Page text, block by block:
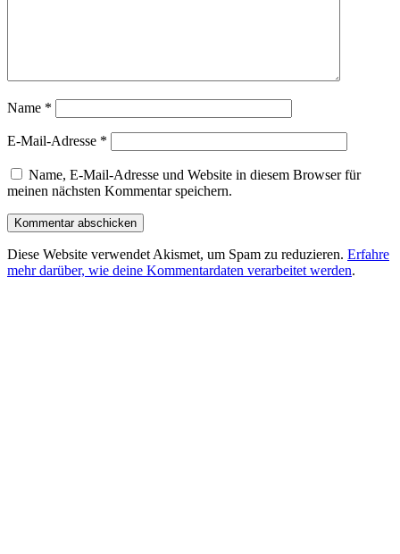
Name *
E-Mail-Adresse *
Name, E-Mail-Adresse und Website in diesem Browser für
meinen nächsten Kommentar speichern.
Diese Website verwendet Akismet, um Spam zu reduzieren. Erfahre
mehr darüber, wie deine Kommentardaten verarbeitet werden.